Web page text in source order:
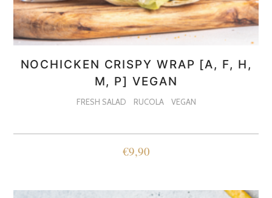
NOCHICKEN CRISPY WRAP [A, F, H,
M, P] VEGAN
FRESH SALAD RUCOLA VEGAN
€9,90